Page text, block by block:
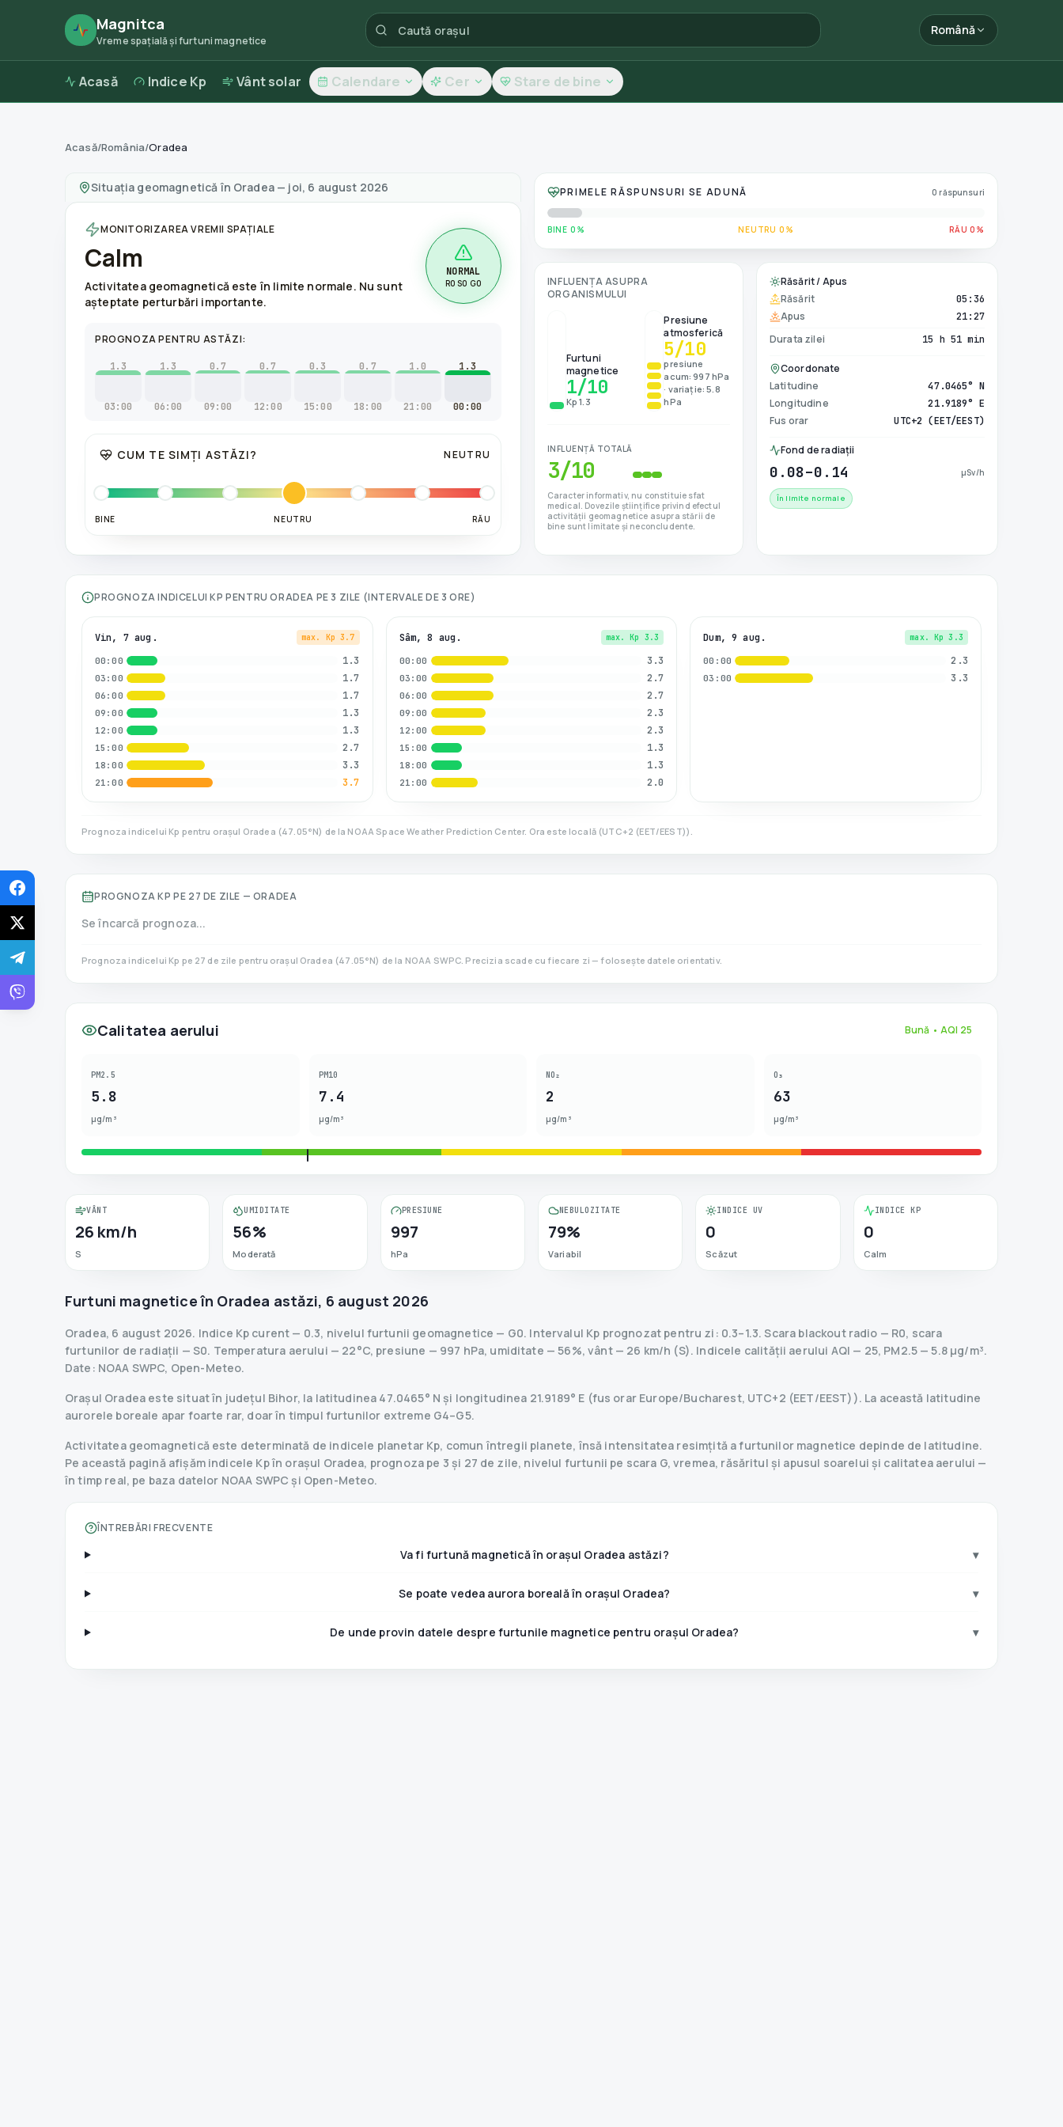
Magnitca
Vreme spațială și furtuni magnetice
Română
Acasă Indice Kp Vânt solar Calendare Cer Stare de bine
Furtuni magnetice în
Acasă/România/Oradea
Situația geomagnetică în Oradea— joi, 6 august 2026
MONITORIZAREA VREMII SPAȚIALE
Calm
Activitatea geomagnetică este în limite normale. Nu sunt
așteptate perturbări importante.
NORMAL
R0 S0 G0
PROGNOZA PENTRU ASTĂZI:
1.3
03:00
1.3
06:00
0.7
09:00
0.7
12:00
0.3
15:00
0.7
18:00
1.0
21:00
1.3
00:00
CUM TE SIMȚI ASTĂZI? NEUTRU
BINE NEUTRU RĂU
PRIMELE RĂSPUNSURI SE ADUNĂ 0 răspunsuri
BINE 0% NEUTRU 0% RĂU 0%
INFLUENȚA ASUPRA
ORGANISMULUI
Furtuni
magnetice
1/10
Kp 1.3
Presiune
atmosferică
5/10
presiune
acum: 997 hPa
· variație: 5.8
hPa
INFLUENȚĂ TOTALĂ
3/10
Caracter informativ, nu constituie sfat
medical. Dovezile științifice privind efectul
activității geomagnetice asupra stării de
bine sunt limitate și neconcludente.
Răsărit / Apus
Răsărit
05:36
Apus 21:27
Durata zilei 15 h 51 min
Coordonate
Latitudine
47.0465° N
Longitudine 21.9189° E
Fus orar UTC+2 (EET/EEST)
Fond de radiații
0.08–0.14 µSv/h
În limite normale
PROGNOZA INDICELUI KP PENTRU ORADEA PE 3 ZILE (INTERVALE DE 3 ORE)
Vin, 7 aug. max. Kp 3.7
00:00 1.3
03:00 1.7
06:00 1.7
09:00 1.3
12:00 1.3
15:00 2.7
18:00 3.3
21:00 3.7
Sâm, 8 aug. max. Kp 3.3
00:00 3.3
03:00 2.7
06:00 2.7
09:00 2.3
12:00 2.3
15:00 1.3
18:00 1.3
21:00 2.0
Dum, 9 aug. max. Kp 3.3
00:00 2.3
03:00 3.3
Prognoza indicelui Kp pentru orașul Oradea (47.05°N) de la NOAA Space Weather Prediction Center. Ora este locală(UTC+2 (EET/EEST)).
PROGNOZA KP PE 27 DE ZILE — ORADEA
Se încarcă prognoza...
Prognoza indicelui Kp pe 27 de zile pentru orașul Oradea (47.05°N) de la NOAA SWPC. Precizia scade cu fiecare zi — folosește datele orientativ.
Calitatea aerului Bună • AQI 25
PM2.5
5.8
µg/m³
PM10
7.4
µg/m³
NO₂
2
µg/m³
O₃
63
µg/m³
VÂNT
26 km/h
S
UMIDITATE
56%
Moderată
PRESIUNE
997
hPa
NEBULOZITATE
79%
Variabil
INDICE UV
0
Scăzut
INDICE KP
0
Calm
Furtuni magnetice în Oradea astăzi, 6 august 2026
Oradea, 6 august 2026. Indice Kp curent — 0.3, nivelul furtunii geomagnetice — G0. Intervalul Kp prognozat pentru zi: 0.3–1.3. Scara blackout radio — R0, scara
furtunilor de radiații — S0. Temperatura aerului — 22°C, presiune — 997 hPa, umiditate — 56%, vânt — 26 km/h (S). Indicele calității aerului AQI — 25, PM2.5 — 5.8 µg/m³.
Date : NOAA SWPC, Open-Meteo.
Orașul Oradea este situat în județul Bihor, la latitudinea 47.0465° N și longitudinea 21.9189° E (fus orar Europe/Bucharest, UTC+2 (EET/EEST)). La această latitudine
aurorele boreale apar foarte rar, doar în timpul furtunilor extreme G4–G5.
Activitatea geomagnetică este determinată de indicele planetar Kp, comun întregii planete, însă intensitatea resimțită a furtunilor magnetice depinde de latitudine.
Pe această pagină afișăm indicele Kp în orașul Oradea, prognoza pe 3 și 27 de zile, nivelul furtunii pe scara G, vremea, răsăritul și apusul soarelui și calitatea aerului —
în timp real, pe baza datelor NOAA SWPC și Open-Meteo.
ÎNTREBĂRI FRECVENTE
Va fi furtună magnetică în orașul Oradea astăzi? ▾
Se poate vedea aurora boreală în orașul Oradea? ▾
De unde provin datele despre furtunile magnetice pentru orașul Oradea? ▾